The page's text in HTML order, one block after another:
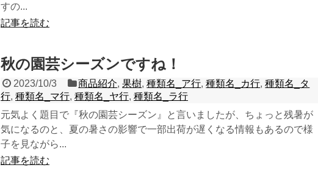
すの...
記事を読む
秋の園芸シーズンですね！
2023/10/3 商品紹介,果樹,種類名_ア行,種類名_カ行,種類名_タ
行, 種類名_マ行, 種類名_ヤ行, 種類名_ラ行
元気よく題目で『秋の園芸シーズン』と言いましたが、ちょっと残暑が
気になるのと、夏の暑さの影響で一部出荷が遅くなる情報もあるので様
子を見ながら...
記事を読む